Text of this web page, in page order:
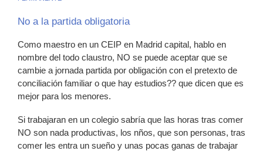
No a la partida obligatoria
Como maestro en un CEIP en Madrid capital, hablo en
nombre del todo claustro, NO se puede aceptar que se
cambie a jornada partida por obligación con el pretexto de
conciliación familiar o que hay estudios?? que dicen que es
mejor para los menores.
Si trabajaran en un colegio sabría que las horas tras comer
NO son nada productivas, los nños, que son personas, tras
comer les entra un sueño y unas pocas ganas de trabajar